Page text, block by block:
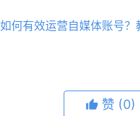
何有效运营自媒体账号？
赞 (0)